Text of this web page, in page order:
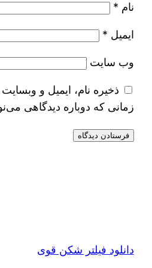
نام *
ایمیل *
وب‌ سایت
ذخیره نام، ایمیل و
زمانی که دوباره دیدگاهی
دانلود فیلتر شکن قوی